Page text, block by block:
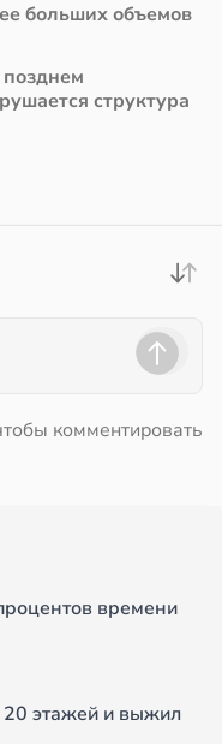
больших объемов
структура
комментировать
времени
этажей и выжил